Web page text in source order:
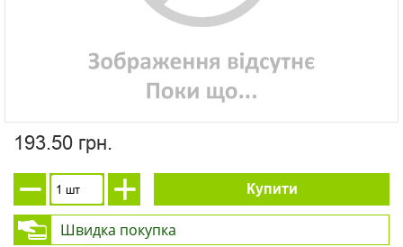
193.50 грн.
Купити
Швидка покупка